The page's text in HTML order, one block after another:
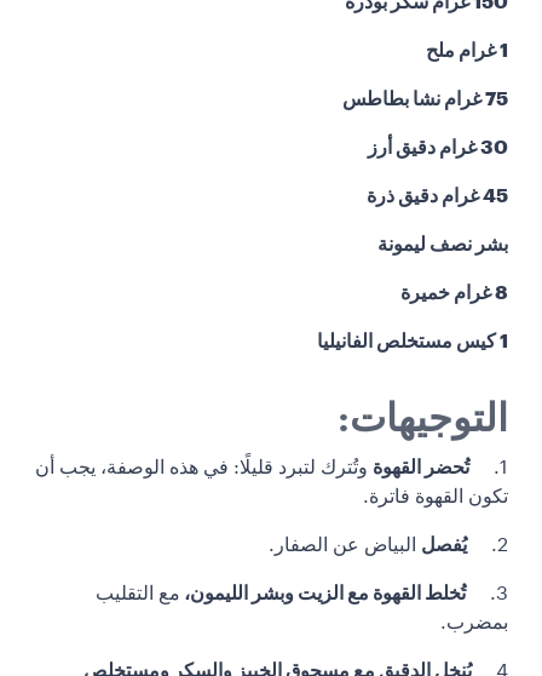
1 غرام ملح
75 غرام نشا بطاطس
30 غرام دقيق أرز
45 غرام دقيق ذرة
بشر نصف ليمونة
8 غرام خميرة
1 كيس مستخلص الفانيليا
التوجيهات:
1. تُحضر القهوة وتُترك لتبرد قليلًا: في هذه الوصفة، يجب أن
تكون القهوة فاترة.
2. يُفصل البياض عن الصفار.
3. تُخلط القهوة مع الزيت وبشر الليمون، مع التقليب
بمضرب.
4 يُنخل الدقيق مع مسحوق الخبيز والسكر ومستخلص